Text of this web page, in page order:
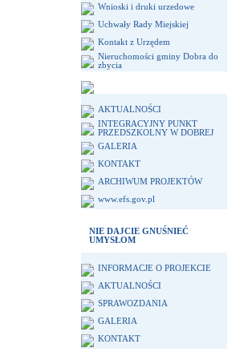
Wnioski i druki urzedowe
Uchwały Rady Miejskiej
Kontakt z Urzędem
Nieruchomości gminy Dobra do
zbycia
AKTUALNOŚCI
INTEGRACYJNY PUNKT
PRZEDSZKOLNY W DOBREJ
GALERIA
KONTAKT
ARCHIWUM PROJEKTÓW
www.efs.gov.pl
NIE DAJCIE GNUŚNIEĆ
UMYSŁOM
INFORMACJE O PROJEKCIE
AKTUALNOŚCI
SPRAWOZDANIA
GALERIA
KONTAKT